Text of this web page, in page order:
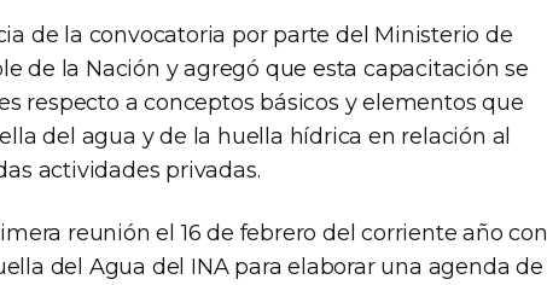
de la convocatoria por parte del Ministerio de
de la Nación y agregó que esta capacitación se
respecto a conceptos básicos y elementos que
del agua y de la huella hídrica en relación al
actividades privadas.
reunión el 16 de febrero del corriente año con
del Agua del INA para elaborar una agenda de